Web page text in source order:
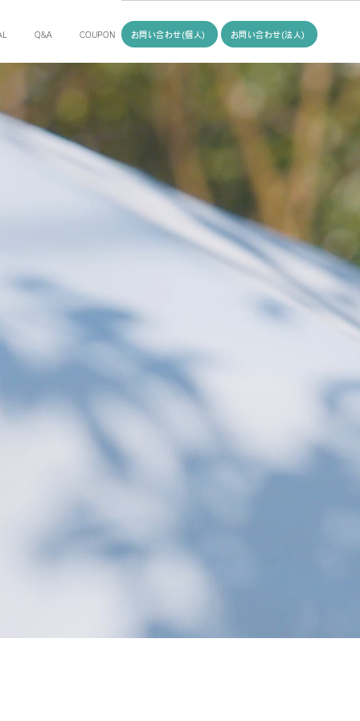
Q&A COUPON お問い合わせ(個人) お問い合わせ(法人)